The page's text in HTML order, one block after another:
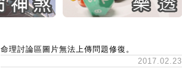
命理討論區圖片無法上傳問題修復。
2017.02.23